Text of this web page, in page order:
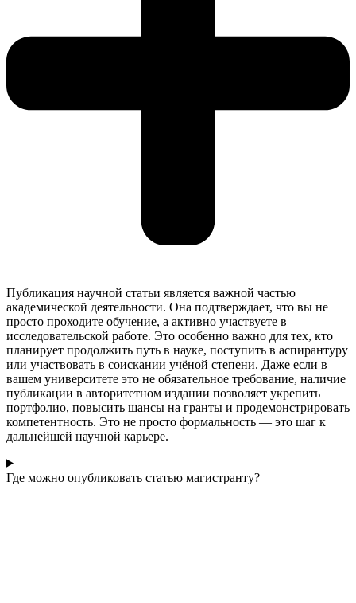
Публикация научной статьи является важной частью
академической деятельности. Она подтверждает, что вы не
просто проходите обучение, а активно участвуете в
исследовательской работе. Это особенно важно для тех, кто
планирует продолжить путь в науке, поступить в аспирантуру
или участвовать в соискании учёной степени. Даже если в
вашем университете это не обязательное требование, наличие
публикации в авторитетном издании позволяет укрепить
портфолио, повысить шансы на гранты и продемонстрировать
компетентность. Это не просто формальность — это шаг к
дальнейшей научной карьере.
Где можно опубликовать статью магистранту?